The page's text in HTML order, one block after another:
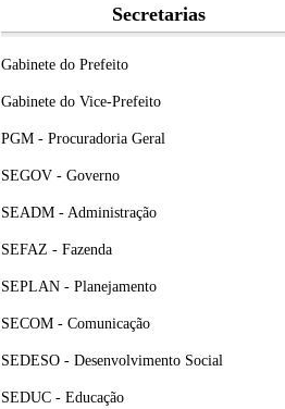
Secretarias
Gabinete do Prefeito
Gabinete do Vice-Prefeito
PGM - Procuradoria Geral
SEGOV - Governo
SEADM - Administração
SEFAZ - Fazenda
SEPLAN - Planejamento
SECOM - Comunicação
SEDESO - Desenvolvimento Social
SEDUC - Educação